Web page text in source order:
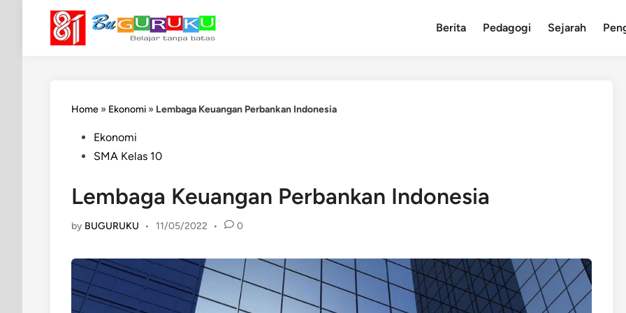
content
Berita Pedagogi Sejarah
Home » Ekonomi » Lembaga Keuangan Perbankan Indonesia
PostedEkonomi
SMA Kelas 10
Lembaga Keuangan Perbankan Indonesia
by BUGURUKU • 11/05/2022 • 0